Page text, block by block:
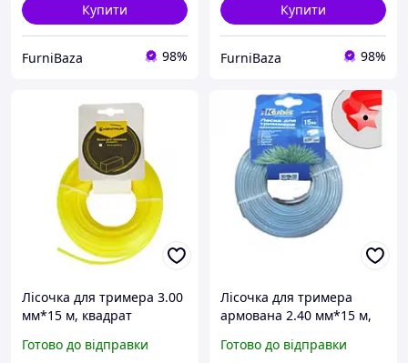
Купити
FurniBaza 98%
Купити
FurniBaza 98%
Лісочка для тримера 3.00
мм*15 м, квадрат
Готово до відправки
Лісочка для тримера
армована 2.40 мм*15 м,
Готово до відправки